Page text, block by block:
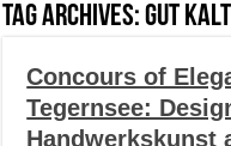
Tag Archives:Gut
Concours of
Tegernsee:
Handwerkskunst